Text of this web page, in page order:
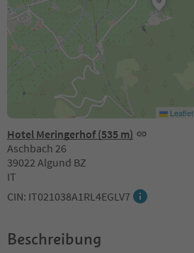
Hotel Meringerhof (535 m)
Aschbach 26
39022 Algund BZ
IT
CIN: IT021038A1RL4EGLV7
Leaflet
Beschreibung